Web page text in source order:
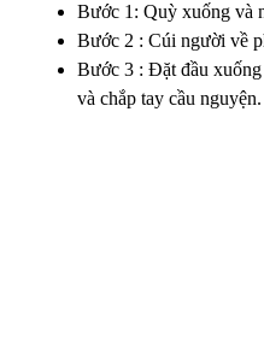
Bước 1: Quỳ xuống và
Bước 2 : Cúi người về
Bước 3 : Đặt đầu
và chắp tay cầu nguyện.